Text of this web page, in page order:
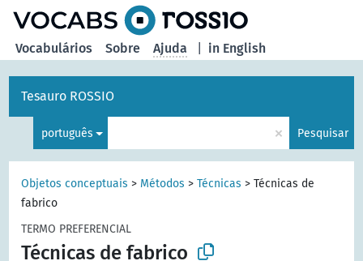
in English
Vocabulários Sobre Ajuda
Tesauro ROSSIO
português × Pesquisar
Objetos conceptuais > Métodos >Técnicas >Técnicas de
fabrico
TERMO PREFERENCIAL
Técnicas de fabrico